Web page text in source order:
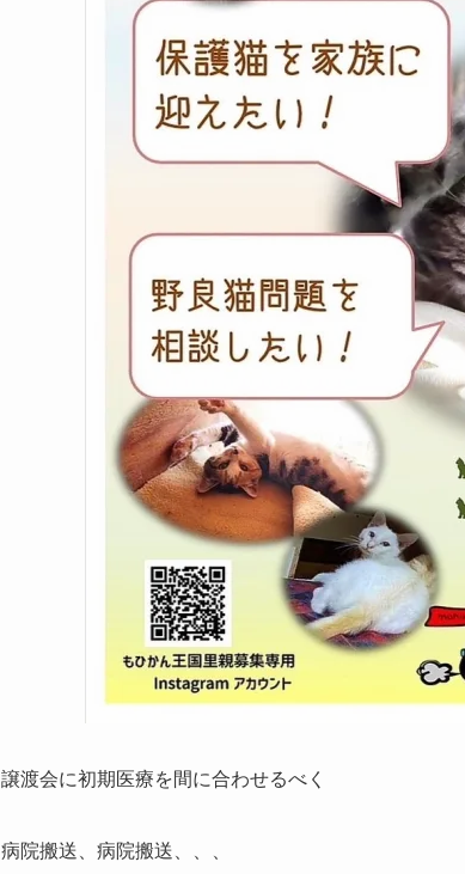
譲渡会に初期医療を間に合わせるべく
病院搬送、病院搬送、、、